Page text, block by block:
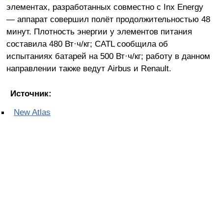
элементах, разработанных совместно с Inx Energy
— аппарат совершил полёт продолжительностью 48
минут. Плотность энергии у элементов питания
составила 480 Вт·ч/кг; CATL сообщила об
испытаниях батарей на 500 Вт·ч/кг; работу в данном
направлении также ведут Airbus и Renault.
Источник:
New Atlas